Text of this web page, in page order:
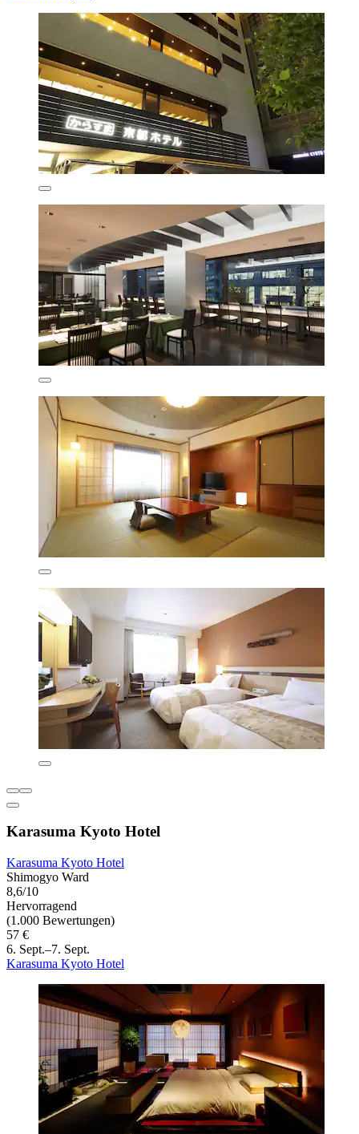
Karasuma Kyoto Hotel
Karasuma Kyoto Hotel
Shimogyo Ward
8,6/10
Hervorragend
(1.000 Bewertungen)
57 €
6. Sept.–7. Sept.
Karasuma Kyoto Hotel